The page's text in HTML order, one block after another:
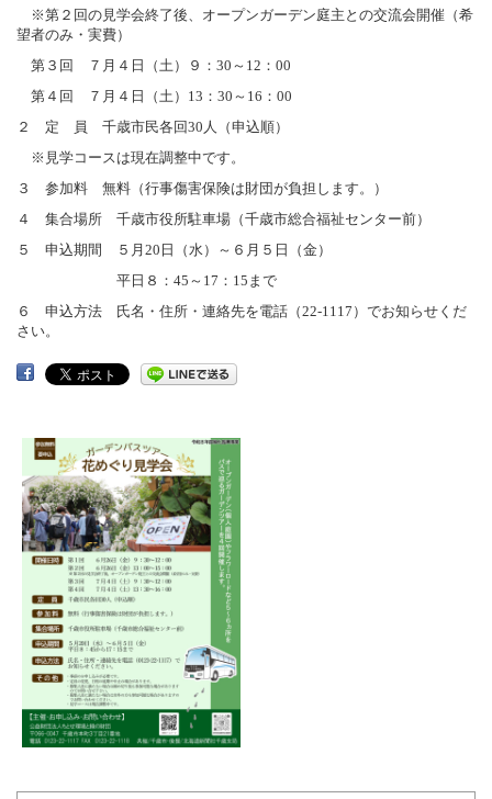
※第２回の見学会終了後、オープンガーデン庭主との交流会開催（希
望者のみ・実費）
第３回 ７月４日（土）９：30～12：00
第４回 ７月４日（土）13：30～16：00
２ 定 員 千歳市民各回30人（申込順）
※見学コースは現在調整中です。
３ 参加料 無料（行事傷害保険は財団が負担します。）
４ 集合場所 千歳市役所駐車場（千歳市総合福祉センター前）
５ 申込期間 ５月20日（水）～６月５日（金）
平日８：45～17：15まで
６ 申込方法 氏名・住所・連絡先を電話（22-1117）でお知らせくだ
さい。